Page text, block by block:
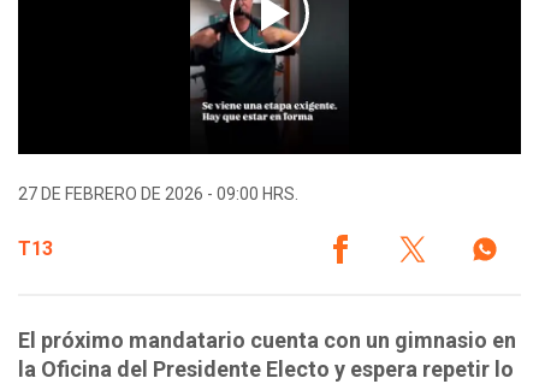
27 DE FEBRERO DE 2026 - 09:00 HRS.
T13
El próximo mandatario cuenta con un gimnasio en
la Oficina del Presidente Electo y espera repetir lo